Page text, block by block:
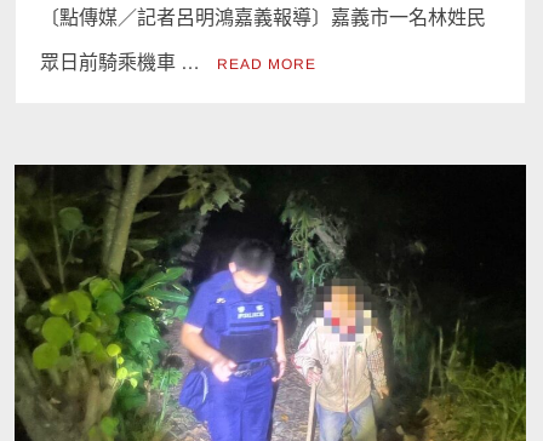
〔點傳媒／記者呂明鴻嘉義報導〕嘉義市一名林姓民
眾日前騎乘機車 … READ MORE